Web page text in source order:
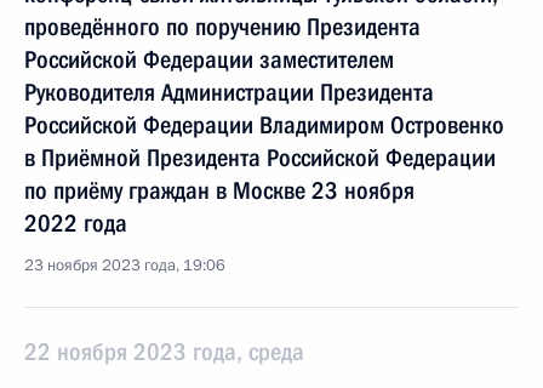
проведённого по поручению Президента
Российской Федерации заместителем
Руководителя Администрации Президента
Российской Федерации Владимиром Островенко
в Приёмной Президента Российской Федерации
по приёму граждан в Москве 23 ноября
2022 года
23 ноября 2023 года, 19:06
22 ноября 2023 года, среда